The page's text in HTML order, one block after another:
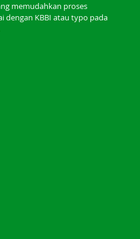
memudahkan proses
dengan KBBI atau typo pada